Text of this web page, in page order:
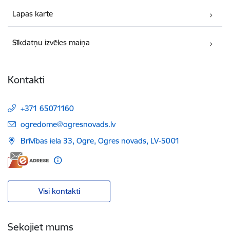
Lapas karte
Sīkdatņu izvēles maiņa
Kontakti
+371 65071160
E-pasts:
ogredome@ogresnovads.lv
Brīvības iela 33, Ogre, Ogres novads, LV-5001
Visi kontakti
Sekojiet mums